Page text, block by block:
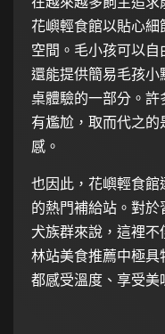
花嶼輕食館以貼心
空間。毛小孩可以
還能提供簡易毛孩小
桌體驗的一部分。許
有尷尬，取而代之
感。
也因此，花嶼輕食館
的熱門補給站。對
犬族群來說，這裡
林站美食推薦中極
都感受溫度、享受美